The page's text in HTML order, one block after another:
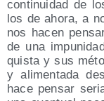
con­ti­nui­dad de
los de aho­ra, a
nos hacen
de una
quis­ta y sus
y ali­men­ta­da
hace pen­sar